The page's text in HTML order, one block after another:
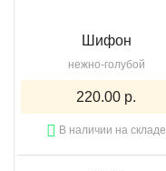
Шифон
нежно-голубой
220.00 р.
В наличии на складе